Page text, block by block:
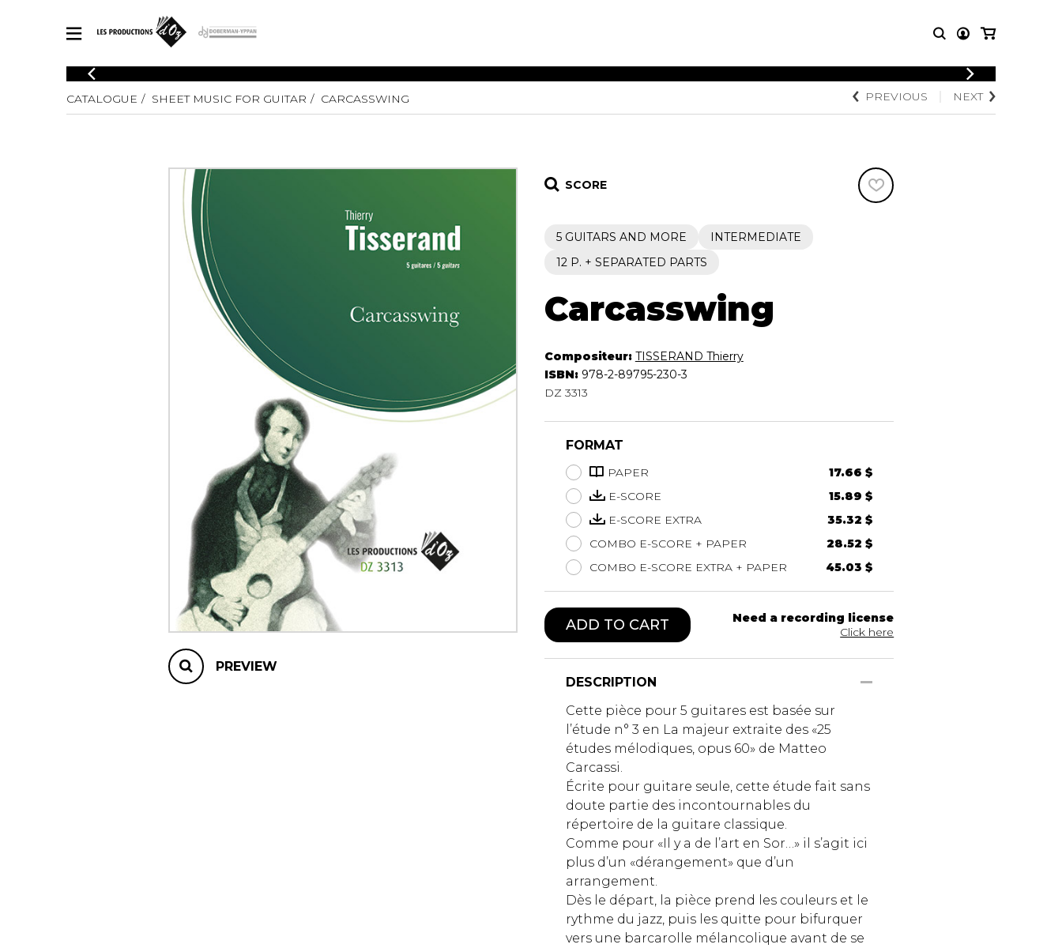
CATALOGUE
Explore our sheet music catalog, rich in original works and quality
SHEET MUSIC FOR OTHER INSTRUMENTS
LOGIN
Explore our sheet music catalog, rich
in original works and quality
SHEET MUSIC
Solo Guitar
3 Guitars
4 Guitars
5 Guitars and More
Guitar and other instrument
SHEET MUSIC
French Horn
Lute
Mandolin
Oboe
SHEET MUSIC
Orchestra
Saxophone quartet
OTHER
Knobloch Strings
Merchandise
CATALOGUE SHEET MUSIC FOR GUITAR CARCASSWING PREVIOUS NEXT
PREVIEW
SCORE
5 GUITARS AND MORE
INTERMEDIATE
12 P. + SEPARATED PARTS
Carcasswing
Compositeur: TISSERAND Thierry
ISBN: 978-2-89795-230-3
DZ 3313
FORMAT
PAPER
17.66 $
E-SCORE
15.89 $
E-SCORE EXTRA
35.32 $
COMBO E-SCORE + PAPER
28.52 $
COMBO E-SCORE EXTRA + PAPER
45.03 $
ADD TO CART
Need a recording license
Click here
DESCRIPTION
Cette pièce pour 5 guitares est basée sur
l’étude n° 3 en La majeur extraite des «25
études mélodiques, opus 60» de Matteo
Carcassi.
Écrite pour guitare seule, cette étude fait sans
doute partie des incontournables du
répertoire de la guitare classique.
Comme pour «Il y a de l’art en Sor…» il s’agit ici
plus d’un «dérangement» que d’un
arrangement.
Dès le départ, la pièce prend les couleurs et le
rythme du jazz, puis les quitte pour bifurquer
vers une barcarolle mélancolique avant de se